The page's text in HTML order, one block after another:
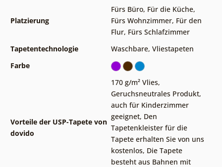
Platzierung
Fürs Büro, Für die Küche,
Fürs Wohnzimmer, Für den
Flur, Fürs Schlafzimmer
Tapetentechnologie
Waschbare, Vliestapeten
Farbe
Vorteile der USP-Tapete von
dovido
170 g/m² Vlies,
Geruchsneutrales Produkt,
auch für Kinderzimmer
geeignet, Den
Tapetenkleister für die
Tapete erhalten Sie von uns
kostenlos, Die Tapete
besteht aus Bahnen mit